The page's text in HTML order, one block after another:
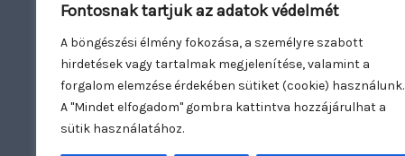
Fontosnak tartjuk az adatok védelmét
A böngészési élmény fokozása, a személyre szabott
hirdetések vagy tartalmak megjelenítése, valamint a
forgalom elemzése érdekében sütiket (cookie) használunk.
A "Mindet elfogadom" gombra kattintva hozzájárulhat a
sütik használatához.
2120 Dunakeszi, Jászai Mari utca 1.
Adószám: 27943782-2-13
Oldal üzemeltető:Woowebsite.eu